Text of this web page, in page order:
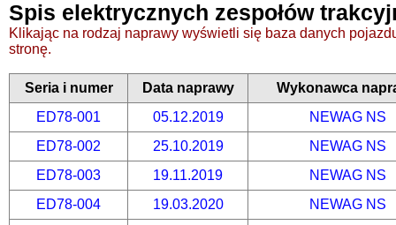
Spis elektrycznych zespołów
Klikając na rodzaj naprawy wyświetli się baza danych
stronę.
Seria i numer Data naprawy
Wykonawca
ED78-001
05.12.2019
NEWAG NS
ED78-002
25.10.2019
NEWAG NS
ED78-003
19.11.2019
NEWAG NS
ED78-004
19.03.2020
NEWAG NS